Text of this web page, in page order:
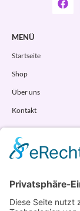
MENÜ
Startseite
Shop
Über uns
Kontakt